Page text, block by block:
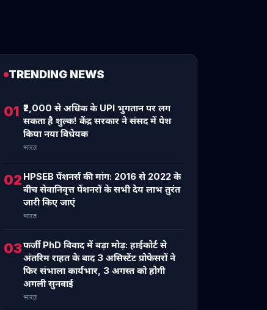
TRENDING NEWS
01 ₹2,000 से अधिक के UPI भुगतान पर लग
सकता है शुल्क! केंद्र सरकार ने संसद में पेश
किया नया विधेयक
भारत
02 HPSEB पेंशनर्स की मांग: 2016 से 2022 के
बीच सेवानिवृत्त पेंशनरों के सभी देय लाभ तुरंत
जारी किए जाएं
भारत
03फर्जी PhD विवाद में बड़ा मोड़: हाईकोर्ट से
अंतरिम राहत के बाद 3 असिस्टेंट प्रोफेसरों ने
फिर संभाला कार्यभार, 3 अगस्त को होगी
अगली सुनवाई
भारत